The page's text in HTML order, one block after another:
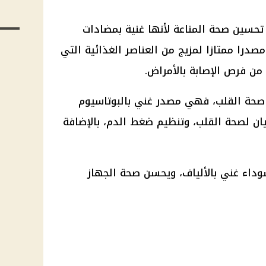
صحة المناعة لأنها غنية بمضادات
ممتازا لمزيج من العناصر الغذائية التي
فرص الإصابة بالأمراض.
القلب، فهي مصدر غني بالبوتاسيوم
لصحة القلب، وتنظيم ضغط الدم، بالإضافة
غني بالألياف، ويحسن صحة الجهاز